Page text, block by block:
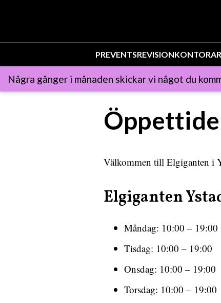
PREVENTSREVISIONKONTOR
Några gånger i månaden skickar vi något du
Välkommen till Elgiganten i
Elgiganten
Måndag: 10:00 – 19:00
Tisdag: 10:00 – 19:00
Onsdag: 10:00 – 19:00
Torsdag: 10:00 – 19:00